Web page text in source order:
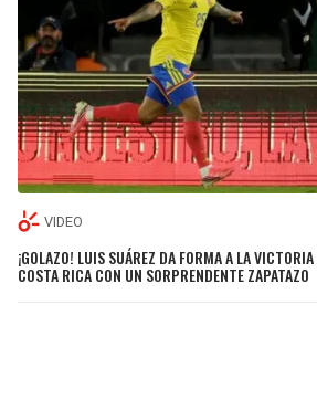
VIDEO
¡GOLAZO! LUIS SUÁREZ DA FORMA A LA
COSTA RICA CON UN SORPRENDENTE ZAPATAZO